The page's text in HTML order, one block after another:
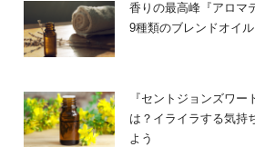
香りの最高峰『アロマ
9種類のブレンドオイ
『セントジョンズワ
は？イライラする気持
よう